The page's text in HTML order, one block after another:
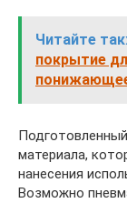
Читайте
покрытие
материала,
нанесения
Возможно